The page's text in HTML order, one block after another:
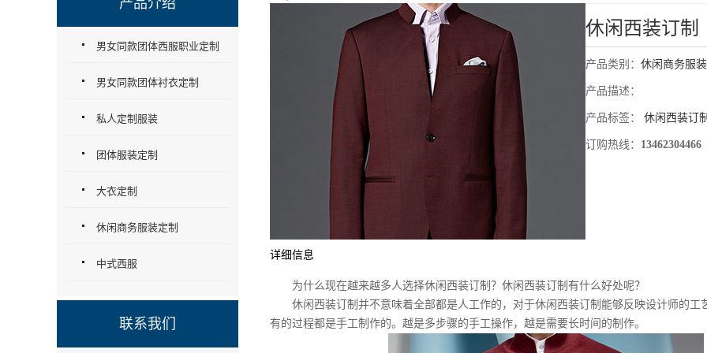
休闲西装订制
产品类别： 休闲商务服
产品描述：
产品标签： 休闲西装订制
订购热线： 13462304466
详细信息
为什么现在越来越多人选择休闲西装订制？休闲西装订制有什么好处呢？
休闲西装订制并不意味着全部都是人工作的，对于休闲西装订制能够反映设计师的工
有的过程都是手工制作的。越是多步骤的手工操作，越是需要长时间的制作。
产品介绍
男女同款团体西服职业定制
男女同款团体衬衣定制
私人定制服装
团体服装定制
大衣定制
休闲商务服装定制
中式西服
联系我们